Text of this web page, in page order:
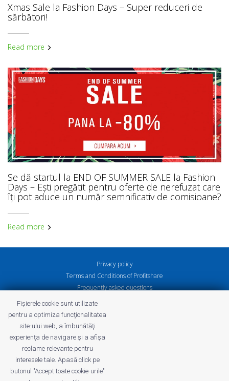
Xmas Sale la Fashion Days – Super reduceri de
sărbători!
Read more
Se dă startul la END OF SUMMER SALE la Fashion
Days – Ești pregătit pentru oferte de nerefuzat care
îți pot aduce un număr semnificativ de comisioane?
Read more
Privacy policy
Terms and Conditions of Profitshare
Frequently asked questions
profitshare.ro
profitshare.bg
Fișierele cookie sunt utilizate
pentru a optimiza funcţionalitatea
site-ului web, a îmbunătăţi
experienţa de navigare şi a afişa
reclame relevante pentru
interesele tale. Apasă click pe
butonul "Accept toate cookie-urile"